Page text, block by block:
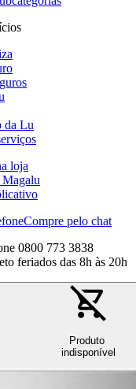
da Lu
loja
Compre pelo chat
0800 773 3838
feriados das 8h às 20h
Produto
indisponível